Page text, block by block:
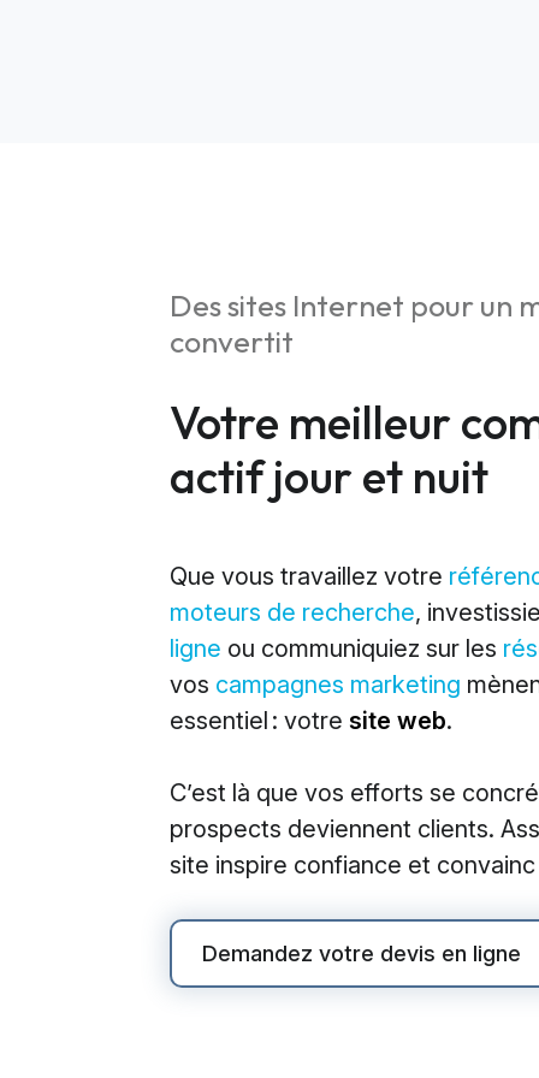
Web
Des sites Internet pour un
convertit
Votre meilleur
actif jour et nuit
Que vous travaillez votre
moteurs de recherche,
ligne ou communiquiez sur les
vos campagnes marketing
essentiel : votre site web.
C’est là que vos efforts se
prospects deviennent clients.
site inspire confiance et
Demandez votre devis en ligne